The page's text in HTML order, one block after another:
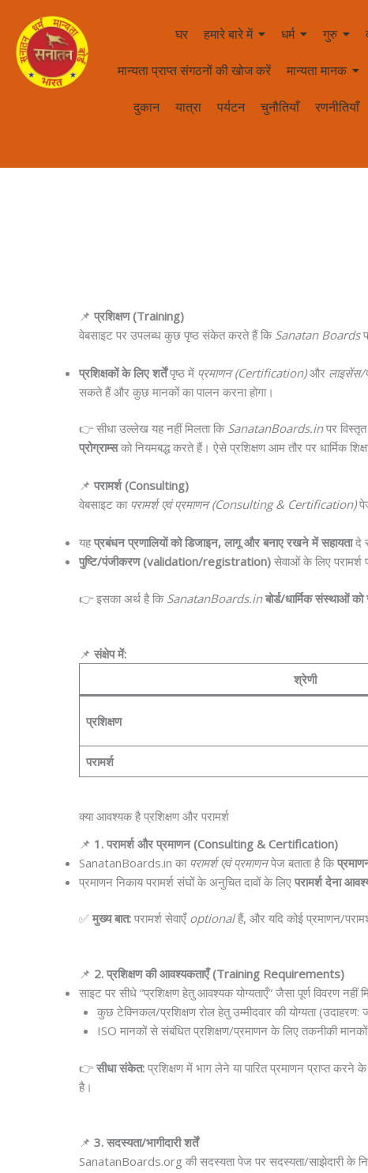
घर हमारे बारे में धर्म गुरु
मान्यता प्राप्त संगठनों की खोज करें मान्यता मानक
दुकान यात्रा पर्यटन चुनौतियाँ रणनीतियाँ
📌प्रशिक्षण (Training)
वेबसाइट पर उपलब्ध कुछ पृष्ठ संकेत करते हैं कि Sanatan Boards
प्रशिक्षकों के लिए शर्तेंपृष्ठ में प्रमाणन (Certification)और लाइसेंस/
सकते हैं और कुछ मानकों का पालन करना होगा।
👉 सीधा उल्लेख यह नहीं मिलता कि SanatanBoards.inपर
प्रोग्राम्सको नियमबद्ध करते हैं। ऐसे प्रशिक्षण आम तौर पर धार्मिक
📌परामर्श (Consulting)
वेबसाइट का परामर्श एवं प्रमाणन (Consulting & Certification)
यहप्रबंधन प्रणालियों को डिजाइन, लागू और बनाए रखने में सहायतादे
पुष्टि/पंजीकरण (validation/registration) सेवाओं के लिए परामर्श
👉 इसका अर्थ है कि SanatanBoards.in बोर्ड/धार्मिक संस्थाओं
📌संक्षेप में:
श्रेणी
प्रशिक्षण
परामर्श
क्या आवश्यक है प्रशिक्षण और परामर्श
📌 1. परामर्श और प्रमाणन (Consulting & Certification)
SanatanBoards.in का परामर्श एवं प्रमाणनपेज बताता है कि
प्रमाणन निकाय परामर्श संघों के अनुचित दावों के लिएपरामर्श देना
✅मुख्य बात: परामर्श सेवाएँ optionalहैं, और यदि कोई प्रमाणन/
📌 2. प्रशिक्षण की आवश्यकताएँ (Training Requirements)
साइट पर सीधे “प्रशिक्षण हेतु आवश्यक योग्यताएँ” जैसा पूर्ण विवरण
कुछ टेक्निकल/प्रशिक्षण रोल हेतु उम्मीदवार की योग्यता
ISO मानकों से संबंधित प्रशिक्षण/प्रमाणन के लिए तकनीकी
👉सीधा संकेत: प्रशिक्षण में भाग लेने या पारित प्रमाणन प्राप्त
है।
📌3. सदस्यता/भागीदारी शर्तें
SanatanBoards.org की सदस्यता पेज पर सदस्यता/साझेदारी के